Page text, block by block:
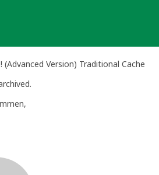
Version) Traditional Cache
Recht - die Veränderung im
zahlreichen Besuche, Logs und